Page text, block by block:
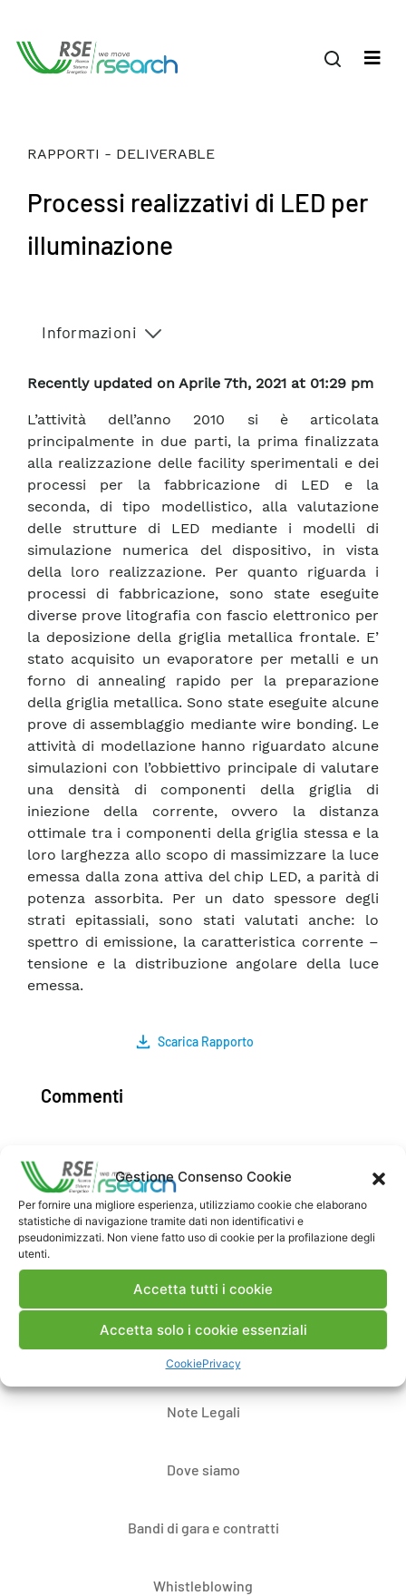
Gestione Consenso Cookie
Per fornire una migliore esperienza, utilizziamo cookie che elaborano
statistiche di navigazione tramite dati non identificativi e
pseudonimizzati. Non viene fatto uso di cookie per la profilazione degli
utenti.
Accetta tutti i cookie
Accetta solo i cookie essenziali
CookiePrivacy
RAPPORTI - DELIVERABLE
Processi realizzativi di LED per
illuminazione
Informazioni
Recently updated on Aprile 7th, 2021 at 01:29 pm
L’attività dell’anno 2010 si è articolata
principalmente in due parti, la prima finalizzata
alla realizzazione delle facility sperimentali e dei
processi per la fabbricazione di LED e la
seconda, di tipo modellistico, alla valutazione
delle strutture di LED mediante i modelli di
simulazione numerica del dispositivo, in vista
della loro realizzazione. Per quanto riguarda i
processi di fabbricazione, sono state eseguite
diverse prove litografia con fascio elettronico per
la deposizione della griglia metallica frontale. E’
stato acquisito un evaporatore per metalli e un
forno di annealing rapido per la preparazione
della griglia metallica. Sono state eseguite alcune
prove di assemblaggio mediante wire bonding. Le
attività di modellazione hanno riguardato alcune
simulazioni con l’obbiettivo principale di valutare
una densità di componenti della griglia di
iniezione della corrente, ovvero la distanza
ottimale tra i componenti della griglia stessa e la
loro larghezza allo scopo di massimizzare la luce
emessa dalla zona attiva del chip LED, a parità di
potenza assorbita. Per un dato spessore degli
strati epitassiali, sono stati valutati anche: lo
spettro di emissione, la caratteristica corrente –
tensione e la distribuzione angolare della luce
emessa.
Scarica Rapporto
Commenti
Pubblica un commento
Contatti
Note Legali
Dove siamo
Bandi di gara e contratti
Whistleblowing